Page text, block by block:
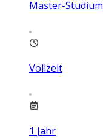
Master-Studium
Vollzeit
1 Jahr